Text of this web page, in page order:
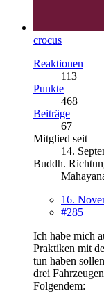
crocus
Reaktionen
113
Punkte
468
Beiträge
67
Mitglied seit
14.
Buddh.
16.
#285
Ich habe mich
Praktiken mit
tun haben
drei
Folgendem: